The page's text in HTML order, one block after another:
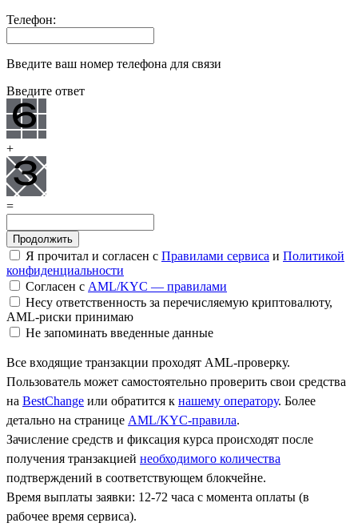
Телефон:
Введите ваш номер телефона для связи
Введите ответ
+
=
Я прочитал и согласен с Правилами сервиса и Политикой
конфиденциальности
Согласен с AML/KYC — правилами
Несу ответственность за перечисляемую криптовалюту,
AML-риски принимаю
Не запоминать введенные данные
Все входящие транзакции проходят AML-проверку.
Пользователь может самостоятельно проверить свои средства
на BestChange или обратится к нашему оператору. Более
детально на странице AML/KYC-правила.
Зачисление средств и фиксация курса происходят после
получения транзакцией необходимого количества
подтверждений в соответствующем блокчейне.
Время выплаты заявки: 12-72 часа с момента оплаты (в
рабочее время сервиса).